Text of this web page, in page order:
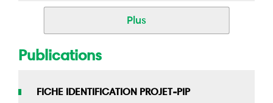
Plus
Publications
FICHE IDENTIFICATION PROJET-PIP